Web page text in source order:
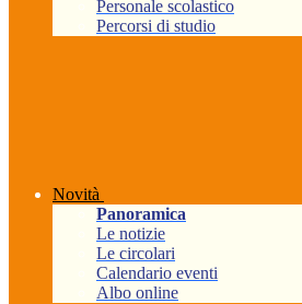
Personale scolastico
Percorsi di studio
Novità
Panoramica
Le notizie
Le circolari
Calendario eventi
Albo online